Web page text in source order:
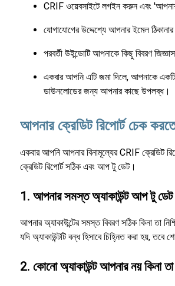
CRIF ওয়েবসাইটে লগইন করুন এবং
যোগাযোগের উদ্দেশ্যে আপনার ইমেল
পরবর্তী উইন্ডোটি আপনাকে কিছু বিবরণ
একবার আপনি এটি জমা দিলে, আপনাকে একটি
ডাউনলোডের জন্য আপনার কাছে উপলব্ধ।
আপনার ক্রেডিট রিপোর্ট চেক
একবার আপনি আপনার বিনামূল্যের CRIF ক্রেডিট
ক্রেডিট রিপোর্ট সঠিক এবং আপ টু ডেট।
1. আপনার সমস্ত অ্যাকাউন্ট আপ টু ডেট
আপনার অ্যাকাউন্টের সমস্ত বিবরণ সঠিক কিনা তা
যদি অ্যাকাউন্টটি বন্ধ হিসাবে চিহ্নিত করা হয়,
2. কোনো অ্যাকাউন্ট আপনার নয় কিনা তা